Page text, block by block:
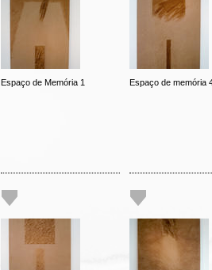
Espaço de Memória 1 Espaço de memória